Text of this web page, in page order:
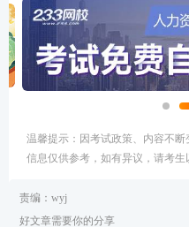
温馨提示：因考试政策、内容不
信息仅供参考，如有异议，请考生
责编：wyj
好文章需要你的分享